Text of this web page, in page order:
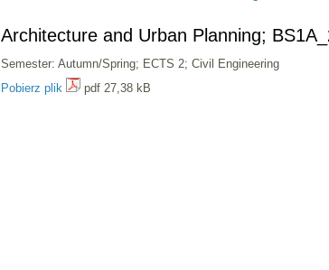
Architecture and Urban Planning;
Semester: Autumn/Spring; ECTS 2; Civil Engineering
Pobierz plik
pdf 27,38 kB